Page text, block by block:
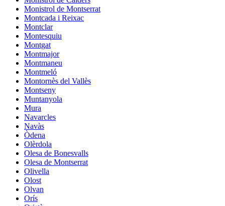
Monistrol de Montserrat
Montcada i Reixac
Montclar
Montesquiu
Montgat
Montmajor
Montmaneu
Montmeló
Montornès del Vallès
Montseny
Muntanyola
Mura
Navarcles
Navàs
Òdena
Olèrdola
Olesa de Bonesvalls
Olesa de Montserrat
Olivella
Olost
Olvan
Orís